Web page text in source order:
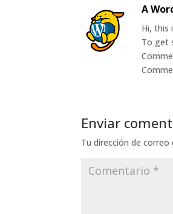
A
Hi, this
To get
Enviar
Tu dirección de